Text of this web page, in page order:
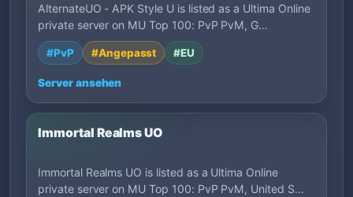
AlternateUO - APK Style U is listed as a Ultima Online
private server on MU Top 100: PvP PvM, G…
#PvP #Angepasst #EU
Server ansehen
Immortal Realms UO
Immortal Realms UO is listed as a Ultima Online
private server on MU Top 100: PvP PvM, United S…